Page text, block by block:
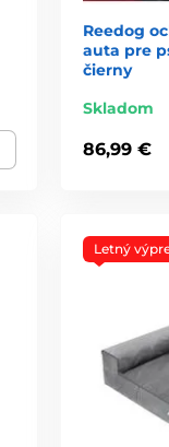
Reedog
auta pre
čierny
Skladom
86,99 €
Letný